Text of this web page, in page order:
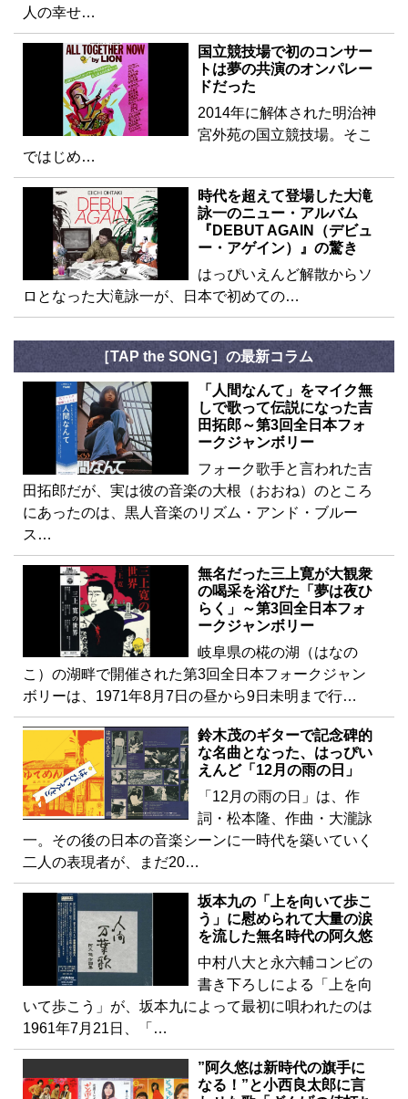
人の幸せ…
国立競技場で初のコンサー
トは夢の共演のオンパレー
ドだった
2014年に解体された明治神
宮外苑の国立競技場。そこ
ではじめ…
時代を超えて登場した大滝
詠一のニュー・アルバム
『DEBUT AGAIN（デビュ
ー・アゲイン）』の驚き
はっぴいえんど解散からソ
ロとなった大滝詠一が、日本で初めての…
［TAP the SONG］の最新コラム
「人間なんて」をマイク無
しで歌って伝説になった吉
田拓郎～第3回全日本フォ
ークジャンボリー
フォーク歌手と言われた吉
田拓郎だが、実は彼の音楽の大根（おおね）のところ
にあったのは、黒人音楽のリズム・アンド・ブルー
ス…
無名だった三上寛が大観衆
の喝采を浴びた「夢は夜ひ
らく」～第3回全日本フォ
ークジャンボリー
岐阜県の椛の湖（はなの
こ）の湖畔で開催された第3回全日本フォークジャン
ボリーは、1971年8月7日の昼から9日未明まで行…
鈴木茂のギターで記念碑的
な名曲となった、はっぴい
えんど「12月の雨の日」
「12月の雨の日」は、作
詞・松本隆、作曲・大瀧詠
一。その後の日本の音楽シーンに一時代を築いていく
二人の表現者が、まだ20…
坂本九の「上を向いて歩こ
う」に慰められて大量の涙
を流した無名時代の阿久悠
中村八大と永六輔コンビの
書き下ろしによる「上を向
いて歩こう」が、坂本九によって最初に唄われたのは
1961年7月21日、「…
”阿久悠は新時代の旗手に
なる！”と小西良太郎に言